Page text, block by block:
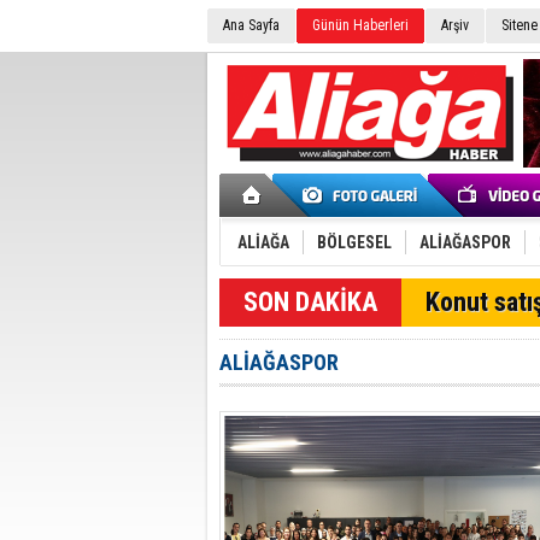
Ana Sayfa Günün Haberleri Arşiv
ALİAĞA BÖLGESEL ALİAĞASPOR
SON DAKİKA Konut
ALİAĞASPOR